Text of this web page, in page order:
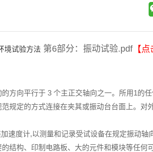
境试验方法 第6部分：振动试验.pdf【点
方向平行于 3 个主正交轴向之一。所用1的
规定的方式连接在夹其或振动台台面上。对
速度计,以测量和记录受试设备在规定振动轴
结构、印制电路板、大的元件和模块等任何